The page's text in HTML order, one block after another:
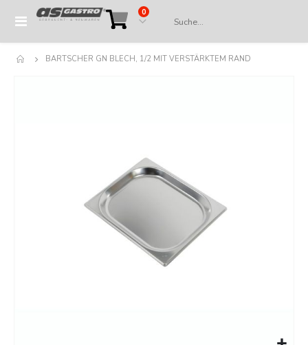
Navigation
Cart
0Artikel
BARTSCHER GN BLECH, 1/2 MIT VERSTÄRKTEM RAND